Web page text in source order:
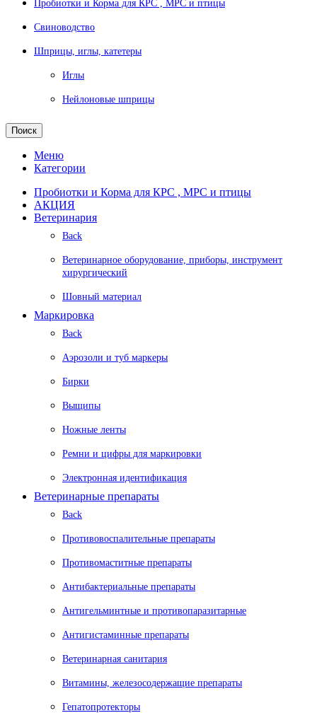
Пробиотки и Корма для КРС , МРС и птицы
Свиноводство
Шприцы, иглы, катетеры
Иглы
Нейлоновые шприцы
Поиск
Меню
Категории
Пробиотки и Корма для КРС , МРС и птицы
АКЦИЯ
Ветеринария
Back
Ветеринарное оборудование, приборы, инструмент
хирургический
Шовный материал
Маркировка
Back
Аэрозоли и туб маркеры
Бирки
Выщипы
Ножные ленты
Ремни и цифры для маркировки
Электронная идентификация
Ветеринарные препараты
Back
Противовоспалительные препараты
Противомаститные препараты
Антибактериальные препараты
Антигельминтные и противопаразитарные
Антигистаминные препараты
Ветеринарная санитария
Витамины, железосодержащие препараты
Гепатопротекторы